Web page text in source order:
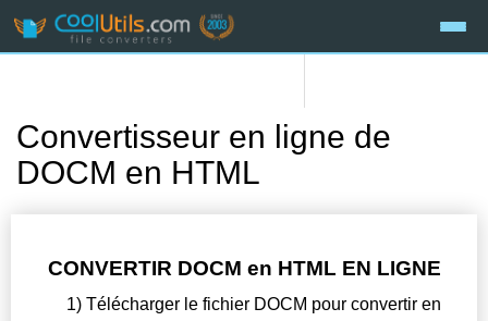
Convertisseur en ligne de
DOCM en HTML
CONVERTIR DOCM en HTML EN LIGNE
1) Télécharger le fichier DOCM pour convertir en